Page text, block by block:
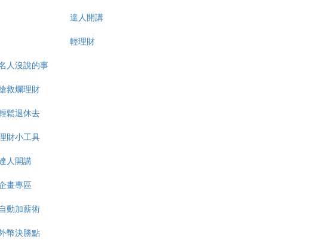
達人開講
輕理財
人沒說的事
救爛理財
鬆退休去
財小工具
人開講
畫專區
動加薪術
幣決勝點